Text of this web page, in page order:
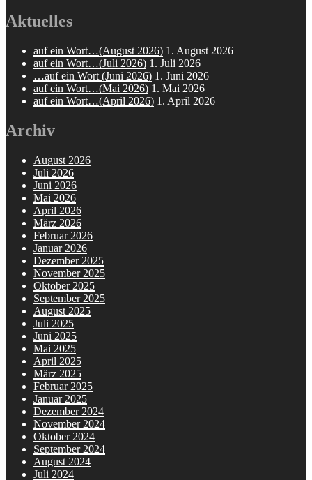
Aktuelles
auf ein Wort…(August 2026) 1. August 2026
auf ein Wort…(Juli 2026) 1. Juli 2026
…auf ein Wort (Juni 2026) 1. Juni 2026
auf ein Wort…(Mai 2026) 1. Mai 2026
auf ein Wort…(April 2026) 1. April 2026
Archiv
August 2026
Juli 2026
Juni 2026
Mai 2026
April 2026
März 2026
Februar 2026
Januar 2026
Dezember 2025
November 2025
Oktober 2025
September 2025
August 2025
Juli 2025
Juni 2025
Mai 2025
April 2025
März 2025
Februar 2025
Januar 2025
Dezember 2024
November 2024
Oktober 2024
September 2024
August 2024
Juli 2024